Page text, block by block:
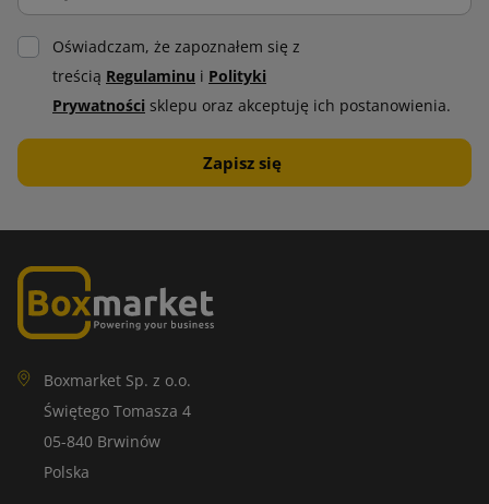
Oświadczam, że zapoznałem się z
treścią Regulaminu i Polityki
Prywatności sklepu oraz akceptuję ich postanowienia.
Boxmarket Sp. z o.o.
Świętego Tomasza 4
05-840 Brwinów
Polska